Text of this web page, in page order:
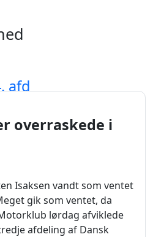
afd
overraskede i
Isaksen vandt som ventet
gik som ventet, da
lørdag afviklede
afdeling af Dansk